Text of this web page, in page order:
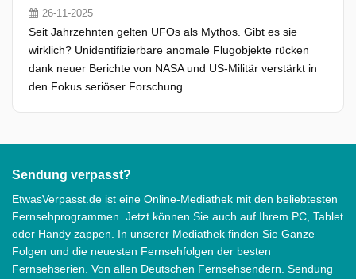
26-11-2025
Seit Jahrzehnten gelten UFOs als Mythos. Gibt es sie
wirklich? Unidentifizierbare anomale Flugobjekte rücken
dank neuer Berichte von NASA und US-Militär verstärkt in
den Fokus seriöser Forschung.
Sendung verpasst?
EtwasVerpasst.de ist eine Online-Mediathek mit den beliebtesten
Fernsehprogrammen. Jetzt können Sie auch auf Ihrem PC, Tablet
oder Handy zappen. In unserer Mediathek finden Sie Ganze
Folgen und die neuesten Fernsehfolgen der besten
Fernsehserien. Von allen Deutschen Fernsehsendern. Sendung